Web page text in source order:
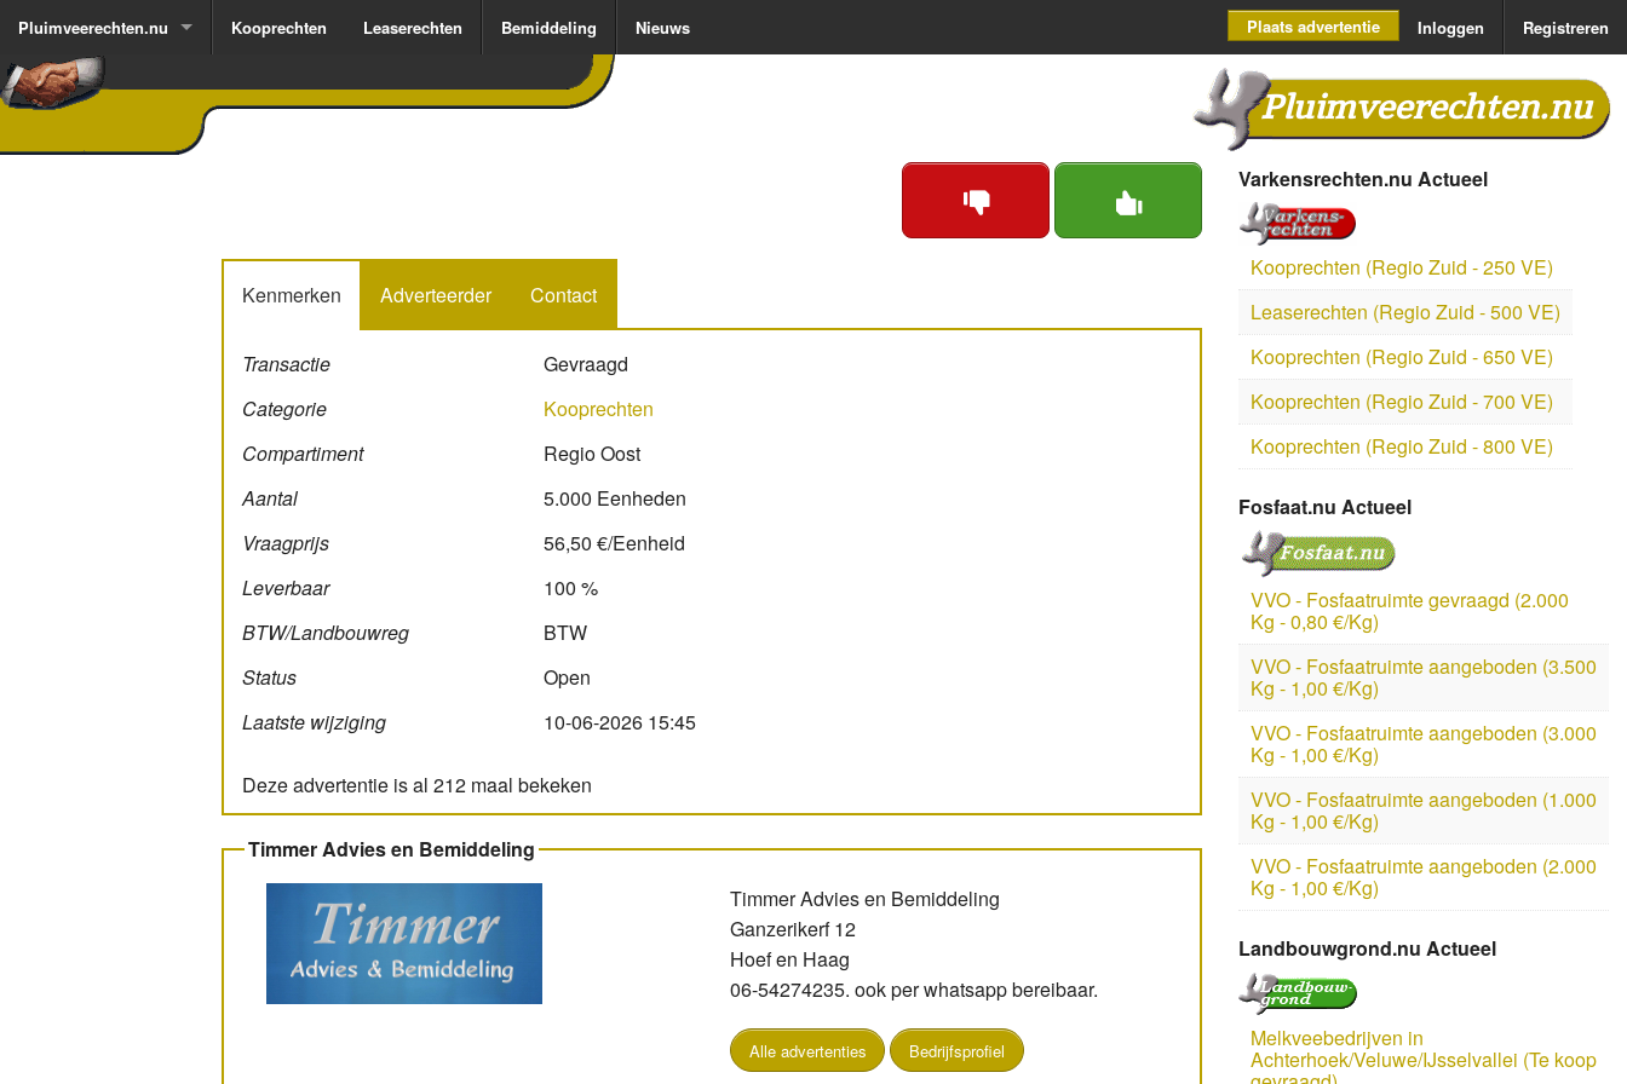
Pluimveerechten.nu Kooprechten Leaserechten Bemiddeling Nieuws Plaats advertentie Inloggen Registreren
Pluimveerechten.nu
Kenmerken
Transactie
Gevraagd
Categorie
Kooprechten
Compartiment
Regio Oost
Aantal
5.000 Eenheden
Vraagprijs
56,50 €/Eenheid
Leverbaar
100 %
BTW/­Landbouw­reg
BTW
Status
Open
Laatste wijziging
10-06-2026 15:45
Deze advertentie is al 212 maal bekeken
Adverteerder Contact
Timmer Advies en Bemiddeling
Timmer Advies en Bemiddeling
Ganzerikerf 12
Hoef en Haag
06-54274235. ook per whatsapp bereibaar.
Alle advertenties Bedrijfsprofiel
Varkensrechten.nu Actueel
Kooprechten (Regio Zuid - 250 VE)
Leaserechten (Regio Zuid - 500 VE)
Kooprechten (Regio Zuid - 650 VE)
Kooprechten (Regio Zuid - 700 VE)
Kooprechten (Regio Zuid - 800 VE)
Fosfaat.nu Actueel
VVO - Fosfaatruimte gevraagd (2.000
Kg - 0,80 €/Kg)
VVO - Fosfaatruimte aangeboden (3.500
Kg - 1,00 €/Kg)
VVO - Fosfaatruimte aangeboden (3.000
Kg - 1,00 €/Kg)
VVO - Fosfaatruimte aangeboden (1.000
Kg - 1,00 €/Kg)
VVO - Fosfaatruimte aangeboden (2.000
Kg - 1,00 €/Kg)
Landbouwgrond.nu Actueel
Melkveebedrijven in
Achterhoek/Veluwe/IJsselvallei (Te koop